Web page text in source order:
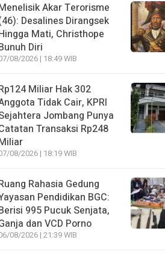
Akar Terorisme
Desalines Dirangsek
Mati, Christhope
Diri
08/2026 | 18:49 WIB
Miliar Hak 302
Tidak Cair, KPRI
Jombang Punya
Transaksi Rp248
08/2026 | 18:19 WIB
Rahasia Gedung
Pendidikan BGC:
995 Pucuk Senjata,
dan VCD Porno
08/2026 | 21:39 WIB